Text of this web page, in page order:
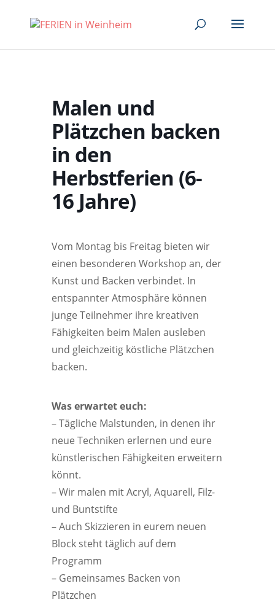
Malen und
Plätzchen backen
in den
Herbstferien (6-
16 Jahre)
Vom Montag bis Freitag bieten wir
einen besonderen Workshop an, der
Kunst und Backen verbindet. In
entspannter Atmosphäre können
junge Teilnehmer ihre kreativen
Fähigkeiten beim Malen ausleben
und gleichzeitig köstliche Plätzchen
backen.
Was erwartet euch:
– Tägliche Malstunden, in denen ihr
neue Techniken erlernen und eure
künstlerischen Fähigkeiten erweitern
könnt.
– Wir malen mit Acryl, Aquarell, Filz-
und Buntstifte
– Auch Skizzieren in eurem neuen
Block steht täglich auf dem
Programm
– Gemeinsames Backen von
Plätzchen